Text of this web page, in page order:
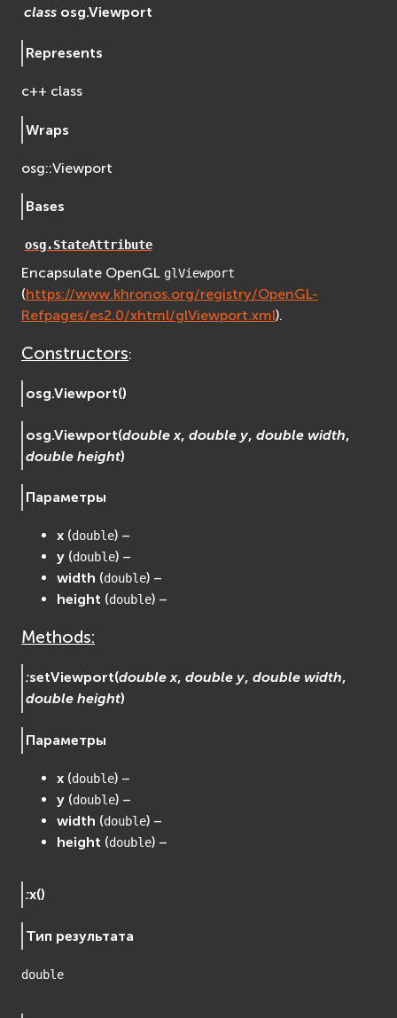
EVosgAV
EVosgGA
EVosgText
EVosgViewer
osgDB
osgGA
osgParticle
osgShadow
osgUtil
osgViewer
fs
ios
EVremoted
class osg.Viewport
Represents
c++ class
Wraps
osg::Viewport
Bases
osg.StateAttribute
Encapsulate OpenGL glViewport
(https://www.khronos.org/registry/OpenGL-
Refpages/es2.0/xhtml/glViewport.xml).
Constructors:
osg.Viewport()
osg.Viewport(double x,double y,double width,
double height)
Параметры
x (double) –
y (double) –
width (double) –
height (double) –
Methods:
:setViewport(double x,double y,double width,
double height)
Параметры
x (double) –
y (double) –
width (double) –
height (double) –
:x()
Тип результата
double